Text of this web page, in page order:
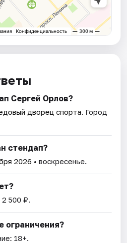
Сергей Орлов?
дворец спорта. Город
стендап?
2026 • воскресенье.
500 ₽.
ограничения?
18+.